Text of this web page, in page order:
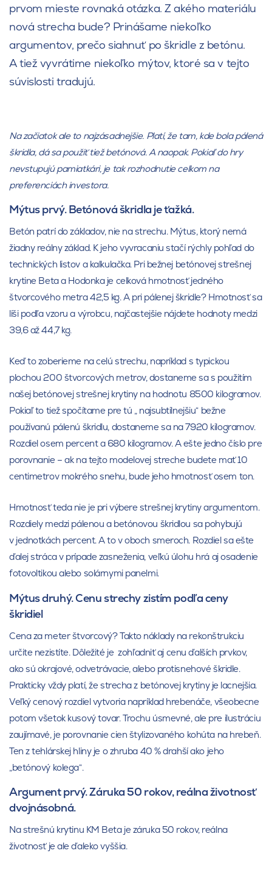
prvom mieste rovnaká otázka. Z akého materiálu
nová strecha bude? Prinášame niekoľko
argumentov, prečo siahnuť po škridle z betónu.
A tiež vyvrátime niekoľko mýtov, ktoré sa v tejto
súvislosti tradujú.
Na začiatok ale to najzásadnejšie. Platí, že tam, kde bola pálená
škridla, dá sa použiť tiež betónová. A naopak. Pokiaľ do hry
nevstupujú pamiatkári, je tak rozhodnutie celkom na
preferenciách investora.
Mýtus prvý. Betónová škridla je ťažká.
Betón patrí do základov, nie na strechu. Mýtus, ktorý nemá
žiadny reálny základ. K jeho vyvracaniu stačí rýchly pohľad do
technických listov a kalkulačka. Pri bežnej betónovej strešnej
krytine Beta a Hodonka je celková hmotnosť jedného
štvorcového metra 42,5 kg. A pri pálenej škridle? Hmotnosť sa
líši podľa vzoru a výrobcu, najčastejšie nájdete hodnoty medzi
39,6 až 44,7 kg.
Keď to zoberieme na celú strechu, napríklad s typickou
plochou 200 štvorcových metrov, dostaneme sa s použitím
našej betónovej strešnej krytiny na hodnotu 8500 kilogramov.
Pokiaľ to tiež spočítame pre tú „ najsubtilnejšiu“ bežne
používanú pálenú škridlu, dostaneme sa na 7920 kilogramov.
Rozdiel osem percent a 680 kilogramov. A ešte jedno číslo pre
porovnanie – ak na tejto modelovej streche budete mať 10
centimetrov mokrého snehu, bude jeho hmotnosť osem ton.
Hmotnosť teda nie je pri výbere strešnej krytiny argumentom.
Rozdiely medzi pálenou a betónovou škridlou sa pohybujú
v jednotkách percent. A to v oboch smeroch. Rozdiel sa ešte
ďalej stráca v prípade zasneženia, veľkú úlohu hrá aj osadenie
fotovoltikou alebo solárnymi panelmi.
Mýtus druhý. Cenu strechy zistím podľa ceny
škridiel
Cena za meter štvorcový? Takto náklady na rekonštrukciu
určite nezistíte. Dôležité je zohľadniť aj cenu ďalších prvkov,
ako sú okrajové, odvetrávacie, alebo protisnehové škridle.
Prakticky vždy platí, že strecha z betónovej krytiny je lacnejšia.
Veľký cenový rozdiel vytvoria napríklad hrebenáče, všeobecne
potom všetok kusový tovar. Trochu úsmevné, ale pre ilustráciu
zaujímavé, je porovnanie cien štylizovaného kohúta na hrebeň.
Ten z tehlárskej hliny je o zhruba 40 % drahší ako jeho
„betónový kolega“.
Argument prvý. Záruka 50 rokov, reálna životnosť
dvojnásobná.
Na strešnú krytinu KM Beta je záruka 50 rokov, reálna
životnosť je ale ďaleko vyššia.